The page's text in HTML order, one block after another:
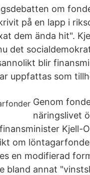
om
på en lapp i
dem ända hit".
det
blir
uppfattas som
Genom
näringslivet
om
en modifierad
bland annat